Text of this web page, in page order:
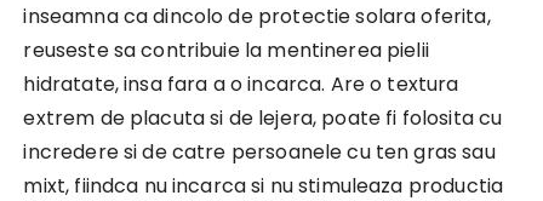
inseamna ca dincolo de protectie solara oferita,
reuseste sa contribuie la mentinerea pielii
hidratate, insa fara a o incarca. Are o textura
extrem de placuta si de lejera, poate fi folosita cu
incredere si de catre persoanele cu ten gras sau
mixt, fiindca nu incarca si nu stimuleaza productia